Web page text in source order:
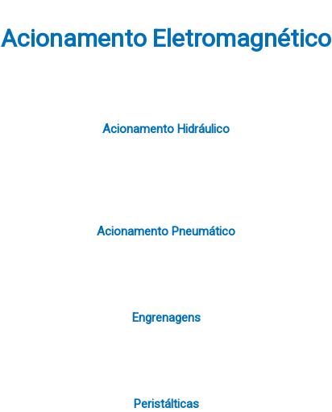
Acionamento Eletromagnético
Acionamento Hidráulico
Acionamento Pneumático
Engrenagens
Peristálticas